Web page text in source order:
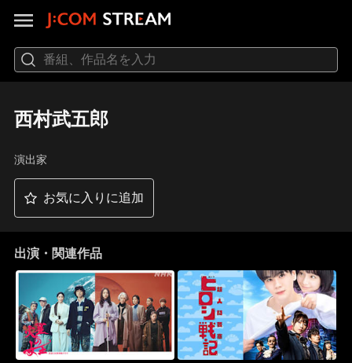
西村武五郎
演出家
お気に入りに追加
出演・関連作品